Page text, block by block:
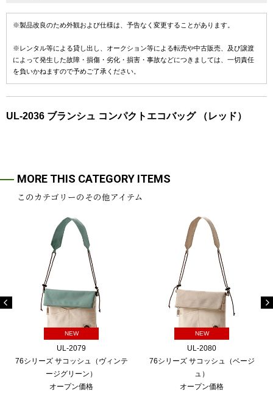
※製品改良のため外観および仕様は、予告なく変更することがあります。
※レンタル等による貸し出し、オークション等による転売や中古販売、及び譲渡
によって発生した故障・損傷・劣化・損害・事故などにつきましては、一切責任
を負いかねますので予めご了承ください。
UL-2036 ブランシュ コンパクトエコバッグ （レッド）
MORE THIS CATEGORY ITEMS
このカテゴリーのその他アイテム
NEW
UL-2079
76シリーズ サコッシュ（ヴィンテ
ージグリーン）
オープン価格
NEW
UL-2080
76シリーズ サコッシュ（ベージ
ュ）
オープン価格